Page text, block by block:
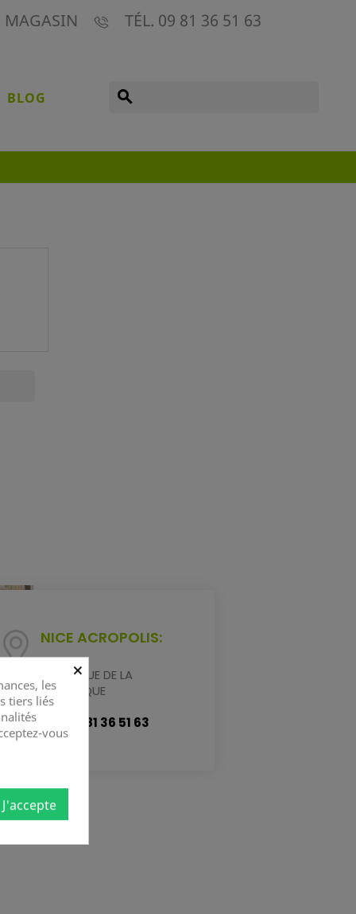
MAGASIN TÉL. 09 81 36 51 63
BLOG search
NICE ACROPOLIS:
26 AVENUE DE LA
RÉPUBLIQUE
TÉL. 09 81 36 51 63
×
les
tiers liés
vous
J'accepte